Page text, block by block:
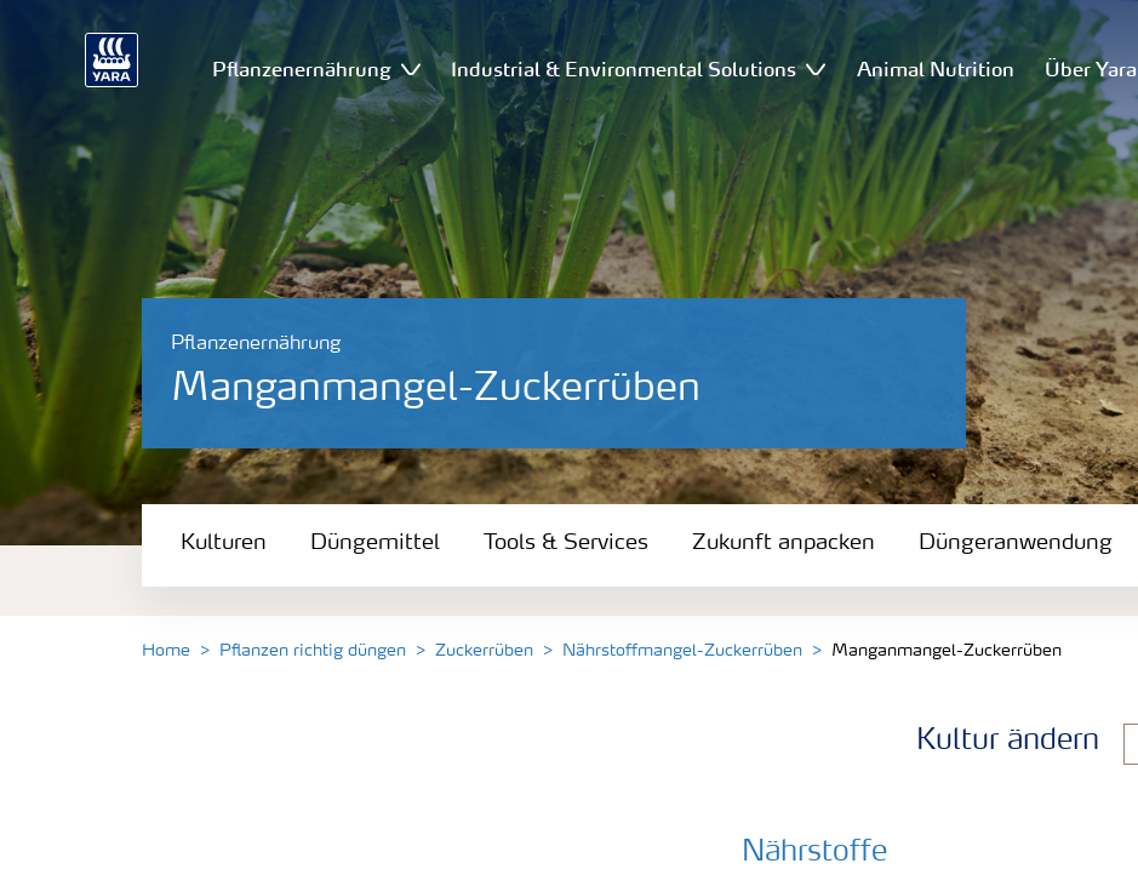
Pflanzenernährung Industrial & Environmental Solutions Animal Nutrition Über Yara
Pflanzenernährung
Manganmangel-Zuckerrüben
Kulturen
Tools & Services
Kulturen Düngemittel Tools & Services Zukunft anpacken Düngeranwendung
Home Pflanzen richtig düngen Zuckerrüben Nährstoffmangel-Zuckerrüben Manganmangel-Zuckerrüben
Kultur ändern
Nährstoffe